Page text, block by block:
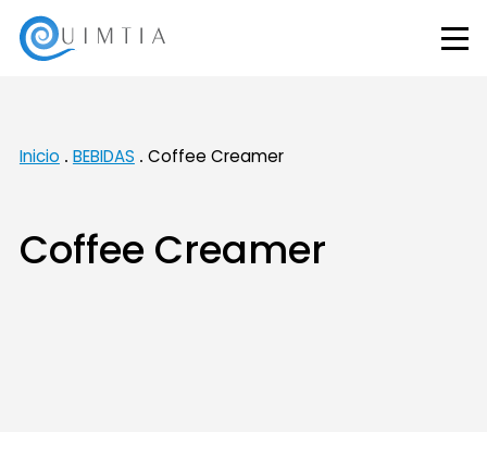
Inicio BEBIDAS Coffee Creamer
Coffee Creamer